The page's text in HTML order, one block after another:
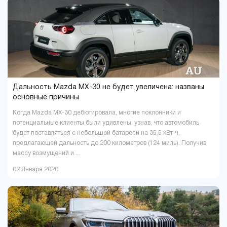
Павлоград Полтава16
Ровно 9 Сумы5
Тернополь Ужгород
Харьков37 Херсон
Хмельницкий Черкассы6
Чернигов 5
Дальность Mazda MX-30 не будет увеличена: названы
основные причины
Когда Mazda MX-30 дебютировала, многие поклонники и
потенциальные клиенты были удивлены, узнав, что автомобиль
будет поставляться с небольшой батареей на 35,5 кВт-ч,
предлагающей дальность до 200 километров (124 миль). Получив
массу возмущений и ...
02 Января 2020